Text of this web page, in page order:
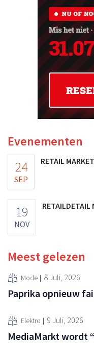
Evenementen
24
SEP
RETAIL
19
NOV
RETAILDETAIL
Meest gelezen
Mode 8 Juli, 2026
Paprika opnieuw
Elektro 9 Juli, 2026
MediaMarkt wordt